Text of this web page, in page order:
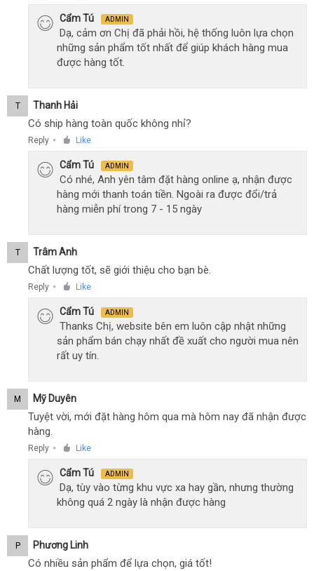
Cẩm Tú ADMIN
Dạ, cảm ơn Chị đã phải hồi, hệ thống luôn lựa chọn
những sản phẩm tốt nhất để giúp khách hàng mua
được hàng tốt.
T Thanh Hải
Có ship hàng toàn quốc không nhỉ?
Reply ● Like
Cẩm Tú ADMIN
Có nhé, Anh yên tâm đặt hàng online ạ, nhận được
hàng mới thanh toán tiền. Ngoài ra được đổi/trả
hàng miễn phí trong 7 - 15 ngày
T Trâm Anh
Chất lượng tốt, sẽ giới thiệu cho bạn bè.
Reply ● Like
Cẩm Tú ADMIN
Thanks Chị, website bên em luôn cập nhật những
sản phẩm bán chạy nhất đề xuất cho người mua nên
rất uy tín.
M Mỹ Duyên
Tuyệt vời, mới đặt hàng hôm qua mà hôm nay đã nhận được
hàng.
Reply ● Like
Cẩm Tú ADMIN
Dạ, tùy vào từng khu vực xa hay gần, nhưng thường
không quá 2 ngày là nhận được hàng
P Phương Linh
Có nhiều sản phẩm để lựa chọn, giá tốt!